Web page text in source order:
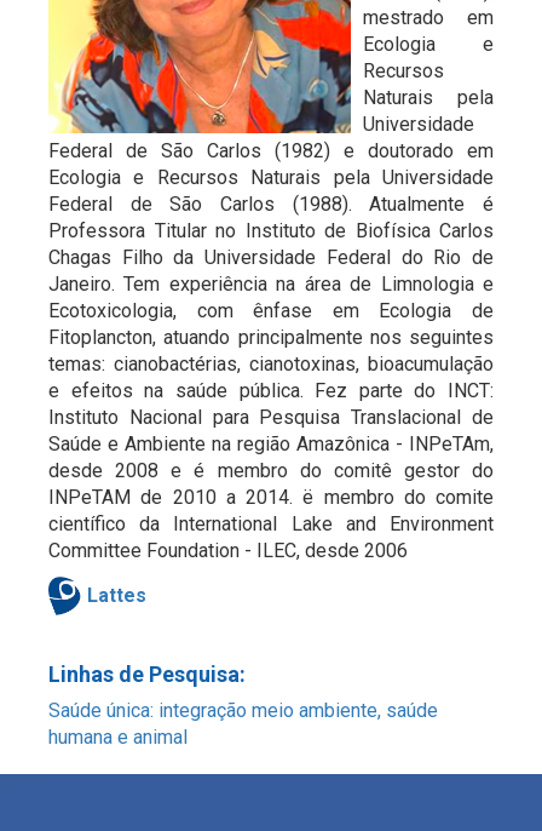
mestrado em
Ecologia e
Recursos
Naturais pela
Universidade
Federal de São Carlos (1982) e doutorado em
Ecologia e Recursos Naturais pela Universidade
Federal de São Carlos (1988). Atualmente é
Professora Titular no Instituto de Biofísica Carlos
Chagas Filho da Universidade Federal do Rio de
Janeiro. Tem experiência na área de Limnologia e
Ecotoxicologia, com ênfase em Ecologia de
Fitoplancton, atuando principalmente nos seguintes
temas: cianobactérias, cianotoxinas, bioacumulação
e efeitos na saúde pública. Fez parte do INCT:
Instituto Nacional para Pesquisa Translacional de
Saúde e Ambiente na região Amazônica - INPeTAm,
desde 2008 e é membro do comitê gestor do
INPeTAM de 2010 a 2014. ë membro do comite
científico da International Lake and Environment
Committee Foundation - ILEC, desde 2006
Lattes
Linhas de Pesquisa:
Saúde única: integração meio ambiente, saúde
humana e animal